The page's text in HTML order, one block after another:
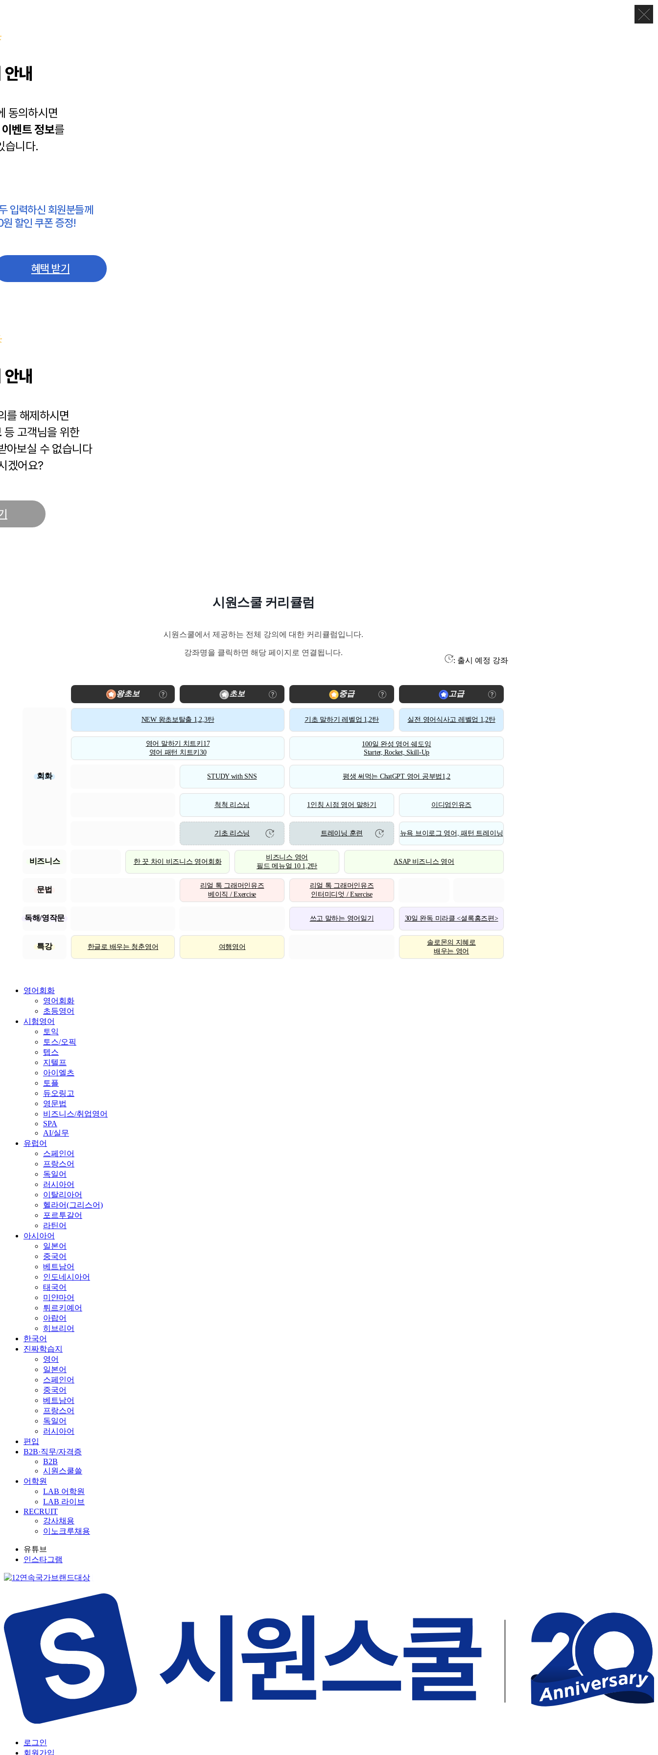
내
동의하시면
이벤트 정보를
습니다.
입력하신 회원분들께
할인 쿠폰 증정!
혜택 받기
내
를 해제하시면
등 고객님을 위한
아보실 수 없습니다
겠어요?
시원스쿨 커리큘럼
시원스쿨에서 제공하는 전체 강의에 대한 커리큘럼입니다.
강좌명을 클릭하면 해당 페이지로 연결됩니다.
: 출시 예정 강좌
왕초보 초보 중급 고급
회화
NEW 왕초보탈출 1,2,3탄 기초 말하기 레벨업 1,2탄 실전 영어식사고 레벨업 1,2탄
영어 말하기 치트키17
영어 패턴 치트키30
100일 완성 영어 쉐도잉
Starter, Rocket, Skill-Up
STUDY with SNS 평생 써먹는 ChatGPT 영어 공부법1,2
척척 리스닝 1인칭 시점 영어 말하기 이디엄인유즈
기초 리스닝 트레이닝 훈련 뉴욕 브이로그 영어, 패턴 트레이닝
비즈니스 한 끗 차이 비즈니스 영어회화
비즈니스 영어
필드 메뉴얼 10 1,2탄
ASAP 비즈니스 영어
문법
리얼 톡 그래머인유즈
베이직 / Exercise
리얼 톡 그래머인유즈
인터미디엇 / Exercise
독해/영작문 쓰고 말하는 영어일기 30일 완독 미라클 <셜록홈즈편>
특강 한글로 배우는 청춘영어 여행영어
솔로몬의 지혜로
배우는 영어
영어회화
영어회화
초등영어
시험영어
토익
토스/오픽
텝스
지텔프
아이엘츠
토플
듀오링고
영문법
비즈니스/취업영어
SPA
AI/실무
유럽어
스페인어
프랑스어
독일어
러시아어
이탈리아어
헬라어(그리스어)
포르투갈어
라틴어
아시아어
일본어
중국어
베트남어
인도네시아어
태국어
미얀마어
튀르키예어
아랍어
히브리어
한국어
진짜학습지
영어
일본어
스페인어
중국어
베트남어
프랑스어
독일어
러시아어
편입
B2B·직무/자격증
B2B
시원스쿨쓸
어학원
LAB 어학원
LAB 라이브
RECRUIT
강사채용
이노크루채용
유튜브
인스타그램
로그인
회원가입